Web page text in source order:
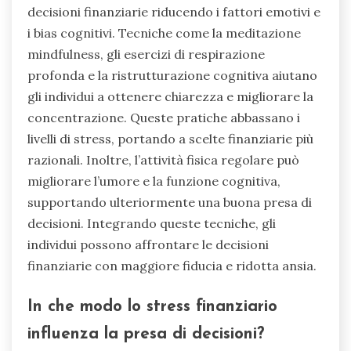
decisioni finanziarie riducendo i fattori emotivi e
i bias cognitivi. Tecniche come la meditazione
mindfulness, gli esercizi di respirazione
profonda e la ristrutturazione cognitiva aiutano
gli individui a ottenere chiarezza e migliorare la
concentrazione. Queste pratiche abbassano i
livelli di stress, portando a scelte finanziarie più
razionali. Inoltre, l’attività fisica regolare può
migliorare l’umore e la funzione cognitiva,
supportando ulteriormente una buona presa di
decisioni. Integrando queste tecniche, gli
individui possono affrontare le decisioni
finanziarie con maggiore fiducia e ridotta ansia.
In che modo lo stress finanziario
influenza la presa di decisioni?